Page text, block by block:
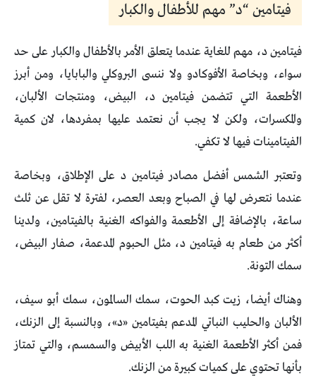
فيتامين “د” مهم للأطفال والكبار
فيتامين د، مهم للغاية عندما يتعلق الأمر بالأطفال والكبار على حد
سواء، وبخاصة الأفوكادو ولا ننسى البروكلي والبابايا، ومن أبرز
الأطعمة التي تتضمن فيتامين د، البيض، ومنتجات الألبان،
والمكسرات، ولكن لا يجب أن نعتمد عليها بمفردها، لان كمية
الفيتامينات فيها لا تكفي.
وتعتبر الشمس أفضل مصادر فيتامين د على الإطلاق، وبخاصة
عندما نتعرض لها في الصباح وبعد العصر، لفترة لا تقل عن ثلث
ساعة، بالإضافة إلى الأطعمة والفواكه الغنية بالفيتامين، ولدينا
أكثر من طعام به فيتامين د، مثل الحبوم المدعمة، صفار البيض،
سمك التونة.
وهناك أيضا، زيت كبد الحوت، سمك السالمون، سمك أبو سيف،
الألبان والحليب النباتي المدعم بفيتامين «د»، وبالنسبة إلى الزنك،
فمن أكثر الأطعمة الغنية به اللب الأبيض والسمسم، والتي تمتاز
بأنها تحتوي على كميات كبيرة من الزنك.